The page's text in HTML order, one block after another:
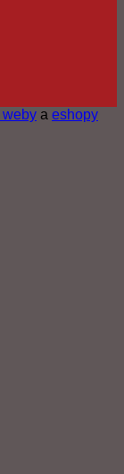
weby a eshopy